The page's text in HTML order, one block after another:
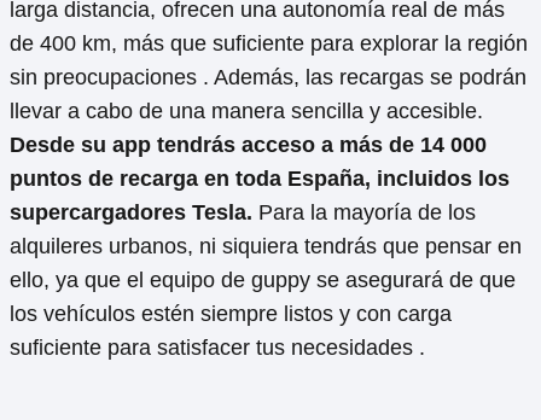
larga distancia, ofrecen una autonomía real de más
de 400 km, más que suficiente para explorar la región
sin preocupaciones . Además, las recargas se podrán
llevar a cabo de una manera sencilla y accesible.
Desde su app tendrás acceso a más de 14 000
puntos de recarga en toda España, incluidos los
supercargadores Tesla. Para la mayoría de los
alquileres urbanos, ni siquiera tendrás que pensar en
ello, ya que el equipo de guppy se asegurará de que
los vehículos estén siempre listos y con carga
suficiente para satisfacer tus necesidades .